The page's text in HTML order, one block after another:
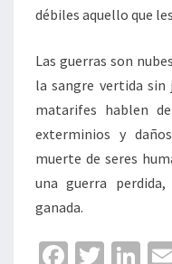
débiles aquello que
Las guerras son
la sangre vertida sin
matarifes hablen
exterminios y
muerte de seres
una guerra
ganada.
Fa T
Li